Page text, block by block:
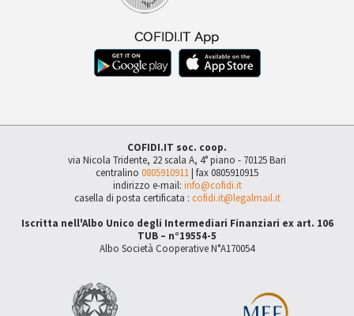
COFIDI.IT soc. coop.
via Nicola Tridente, 22 scala A, 4° piano - 70125 Bari
centralino 0805910911| fax 0805910915
indirizzo e-mail: info@cofidi.it
casella di posta certificata : cofidi.it@legalmail.it
Iscritta nell'Albo Unico degli Intermediari Finanziari ex art. 106
TUB – n°19554-5
Albo Società Cooperative N°A170054